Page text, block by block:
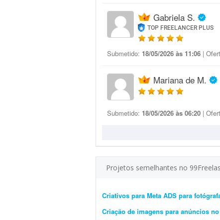
Gabriela S.
TOP FREELANCER PLUS
Submetido: 18/05/2026 às 11:06 |
Mariana de M.
Submetido: 18/05/2026 às 06:20 |
Projetos semelhantes no 99Freelas
Criativos para Meta ADS para
Criação de imagens para anúncios